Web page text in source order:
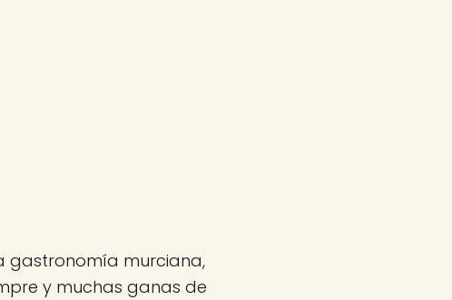
gastronomía murciana,
y muchas ganas de